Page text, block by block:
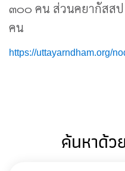
๓๐๐ คน ส่วนคยากัสส
คน
https://uttayarndham.org/
ค้นหาด้ว